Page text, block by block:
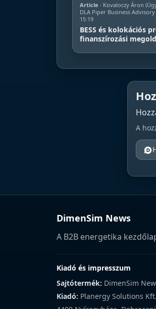
Article · Kovaloczy Áron
DLA Piper Business Advisory
15:19
BESS és kolokációs
finanszírozási
A
DimenSim News
A B2B energetika
Kiadó és impresszum
Sajtótermék: DimenSim
Kiadó: Planergy Solutions Kft.